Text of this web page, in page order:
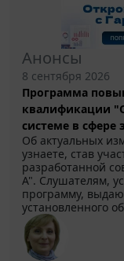
Анонсы
8 сентября 2026
Программа
квалификации
системе в сфере
Об актуальных
узнаете, став
разработанной
А". Слушателям,
программу,
установленного